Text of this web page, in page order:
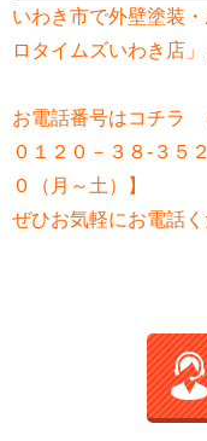
いわき市で外壁塗装
ロタイムズいわき店
お電話番号はコチ
０１２０－３８-３５
０（月～土）】
ぜひお気軽にお電話く